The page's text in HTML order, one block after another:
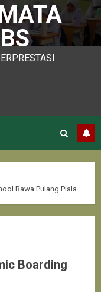
Bawa Pulang Piala
Boarding